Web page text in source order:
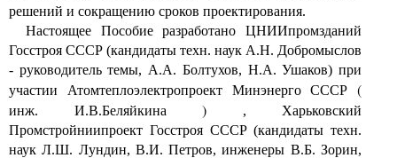
решений и сокращению сроков проектирования.
Настоящее Пособие разработано ЦНИИпромзданий
Госстроя СССР (кандидаты техн. наук А.Н. Добромыслов
- руководитель темы, А.А. Болтухов, Н.А. Ушаков) при
участии Атомтеплоэлектропроект Минэнерго СССР (
инж. И.В.Беляйкина )
, Харьковский
Промстройниипроект Госстроя СССР (кандидаты техн.
наук Л.Ш. Лундин, В.И. Петров, инженеры В.Б. Зорин,